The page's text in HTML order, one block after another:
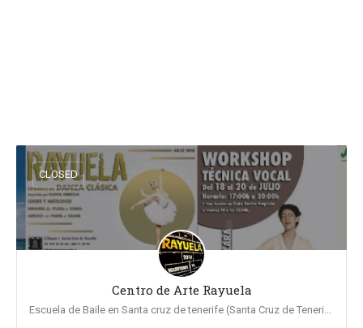
Centro de Arte Rayuela
Escuela de Baile en Santa cruz de tenerife (Santa Cruz de Tenerife)
CLOSED